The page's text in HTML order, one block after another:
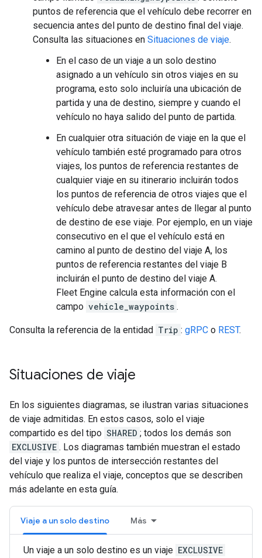
puntos de referencia que el vehículo debe recorrer en
secuencia antes del punto de destino final del viaje.
Consulta las situaciones en Situaciones de viaje.
En el caso de un viaje a un solo destino
asignado a un vehículo sin otros viajes en su
programa, esto solo incluiría una ubicación de
partida y una de destino, siempre y cuando el
vehículo no haya salido del punto de partida.
En cualquier otra situación de viaje en la que el
vehículo también esté programado para otros
viajes, los puntos de referencia restantes de
cualquier viaje en su itinerario incluirán todos
los puntos de referencia de otros viajes que el
vehículo debe atravesar antes de llegar al punto
de destino de ese viaje. Por ejemplo, en un viaje
consecutivo en el que el vehículo está en
camino al punto de destino del viaje A, los
puntos de referencia restantes del viaje B
incluirán el punto de destino del viaje A.
Fleet Engine calcula esta información con el
campo vehicle_waypoints .
Consulta la referencia de la entidad Trip : gRPC o REST.
Situaciones de viaje
En los siguientes diagramas, se ilustran varias situaciones
de viaje admitidas. En estos casos, solo el viaje
compartido es del tipo SHARED ; todos los demás son
EXCLUSIVE . Los diagramas también muestran el estado
del viaje y los puntos de intersección restantes del
vehículo que realiza el viaje, conceptos que se describen
más adelante en esta guía.
Viaje a un solo destino Más
Un viaje a un solo destino es un viaje EXCLUSIVE